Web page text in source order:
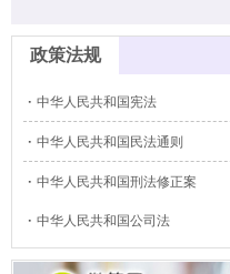
政策法规
中华人民共和国宪法
中华人民共和国民法通则
中华人民共和国刑法修正案
中华人民共和国公司法